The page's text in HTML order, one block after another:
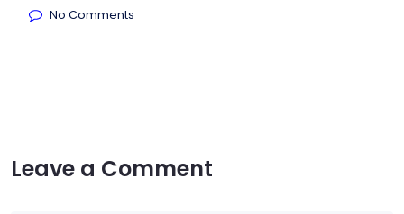
No Comments
Leave a Comment